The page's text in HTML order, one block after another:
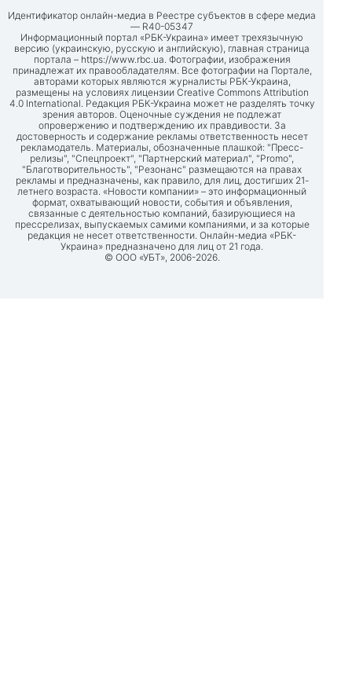
Идентификатор онлайн-медиа в Реестре субъектов в сфере медиа
— R40-05347
Информационный портал «РБК-Украина» имеет трехязычную
версию (украинскую, русскую и английскую), главная страница
портала – https://www.rbc.ua. Фотографии, изображения
принадлежат их правообладателям. Все фотографии на Портале,
авторами которых являются журналисты РБК-Украина,
размещены на условиях лицензии Creative Commons Attribution
4.0 International. Редакция РБК-Украина может не разделять точку
зрения авторов. Оценочные суждения не подлежат
опровержению и подтверждению их правдивости. За
достоверность и содержание рекламы ответственность несет
рекламодатель. Материалы, обозначенные плашкой: "Пресс-
релизы", "Спецпроект", "Партнерский материал", "Promo",
"Благотворительность", "Резонанс" размещаются на правах
рекламы и предназначены, как правило, для лиц, достигших 21-
летнего возраста. «Новости компании» – это информационный
формат, охватывающий новости, события и объявления,
связанные с деятельностью компаний, базирующиеся на
прессрелизах, выпускаемых самими компаниями, и за которые
редакция не несет ответственности. Онлайн-медиа «РБК-
Украина» предназначено для лиц от 21 года.
© ООО «УБТ», 2006-2026.